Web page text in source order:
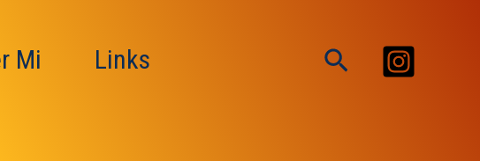
Mi Links Suchen